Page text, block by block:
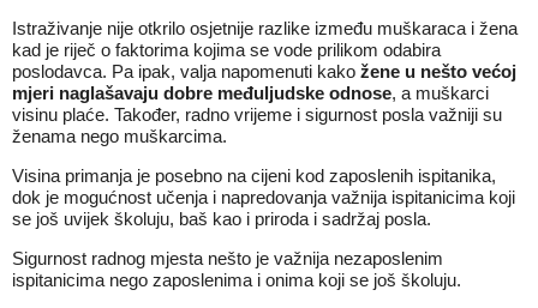
Istraživanje nije otkrilo osjetnije razlike između muškaraca i žena
kad je riječ o faktorima kojima se vode prilikom odabira
poslodavca. Pa ipak, valja napomenuti kako žene u nešto većoj
mjeri naglašavaju dobre međuljudske odnose, a muškarci
visinu plaće. Također, radno vrijeme i sigurnost posla važniji su
ženama nego muškarcima.
Visina primanja je posebno na cijeni kod zaposlenih ispitanika,
dok je mogućnost učenja i napredovanja važnija ispitanicima koji
se još uvijek školuju, baš kao i priroda i sadržaj posla.
Sigurnost radnog mjesta nešto je važnija nezaposlenim
ispitanicima nego zaposlenima i onima koji se još školuju.